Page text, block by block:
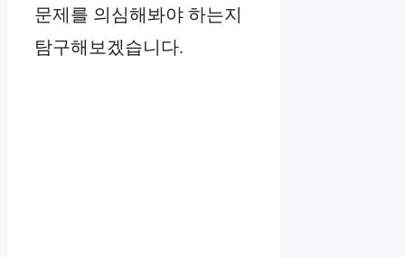
문제를 의심해봐야 하는지
탐구해보겠습니다.